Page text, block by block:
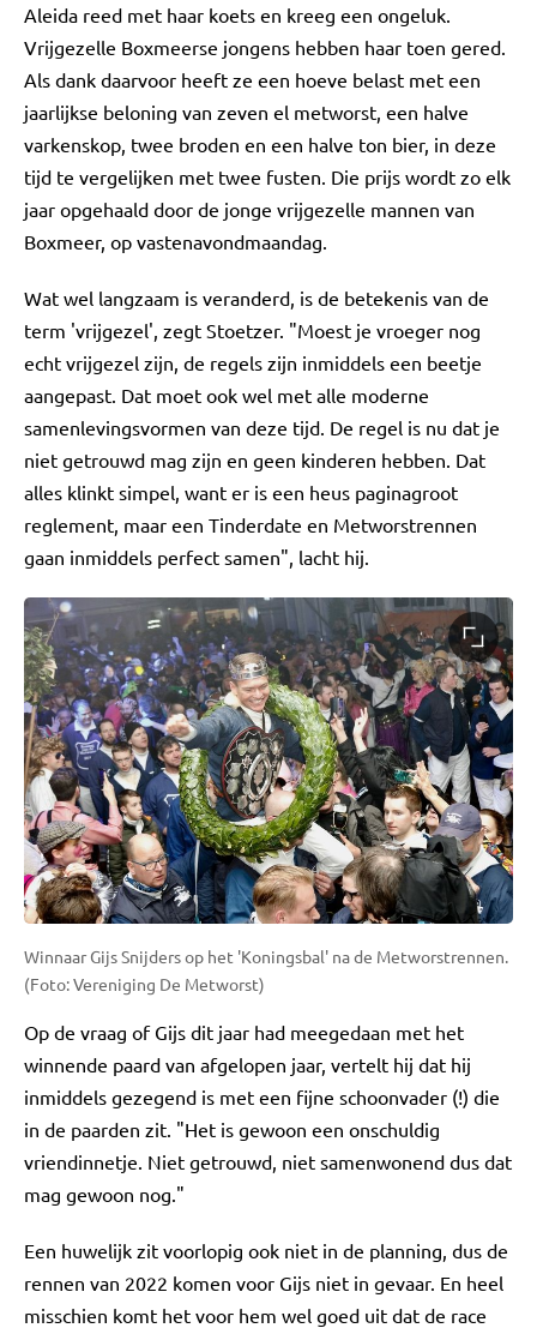
Aleida reed met haar koets en kreeg een ongeluk.
Vrijgezelle Boxmeerse jongens hebben haar toen gered.
Als dank daarvoor heeft ze een hoeve belast met een
jaarlijkse beloning van zeven el metworst, een halve
varkenskop, twee broden en een halve ton bier, in deze
tijd te vergelijken met twee fusten. Die prijs wordt zo elk
jaar opgehaald door de jonge vrijgezelle mannen van
Boxmeer, op vastenavondmaandag.
Wat wel langzaam is veranderd, is de betekenis van de
term 'vrijgezel', zegt Stoetzer. "Moest je vroeger nog
echt vrijgezel zijn, de regels zijn inmiddels een beetje
aangepast. Dat moet ook wel met alle moderne
samenlevingsvormen van deze tijd. De regel is nu dat je
niet getrouwd mag zijn en geen kinderen hebben. Dat
alles klinkt simpel, want er is een heus paginagroot
reglement, maar een Tinderdate en Metworstrennen
gaan inmiddels perfect samen", lacht hij.
Winnaar Gijs Snijders op het 'Koningsbal' na de Metworstrennen.
(Foto: Vereniging De Metworst)
Op de vraag of Gijs dit jaar had meegedaan met het
winnende paard van afgelopen jaar, vertelt hij dat hij
inmiddels gezegend is met een fijne schoonvader (!) die
in de paarden zit. "Het is gewoon een onschuldig
vriendinnetje. Niet getrouwd, niet samenwonend dus dat
mag gewoon nog."
Een huwelijk zit voorlopig ook niet in de planning, dus de
rennen van 2022 komen voor Gijs niet in gevaar. En heel
misschien komt het voor hem wel goed uit dat de race